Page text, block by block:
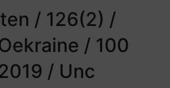
/ 126(2) /
/ 100
/ Unc